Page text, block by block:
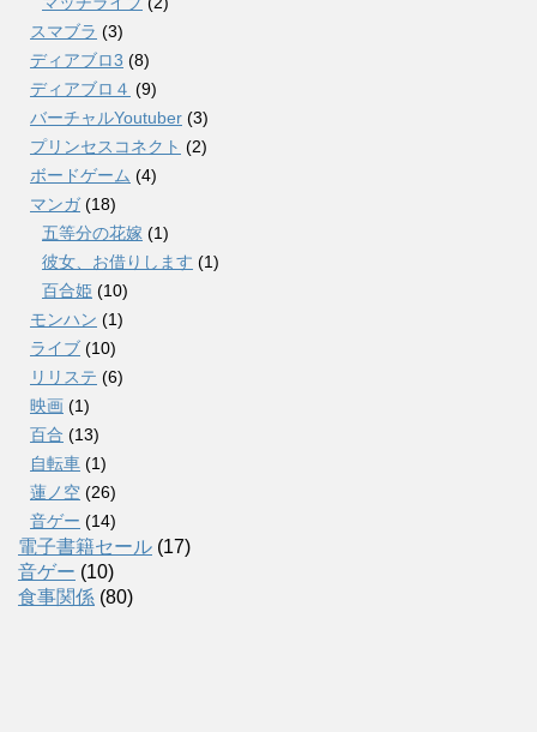
スマブラ (3)
ディアブロ3 (8)
ディアブロ４ (9)
バーチャルYoutuber (3)
プリンセスコネクト (2)
ボードゲーム (4)
マンガ(18)
五等分の花嫁 (1)
彼女、お借りします (1)
百合姫 (10)
モンハン (1)
ライブ (10)
リリステ (6)
映画 (1)
百合 (13)
自転車 (1)
蓮ノ空 (26)
音ゲー (14)
電子書籍セール (17)
音ゲー (10)
食事関係 (80)